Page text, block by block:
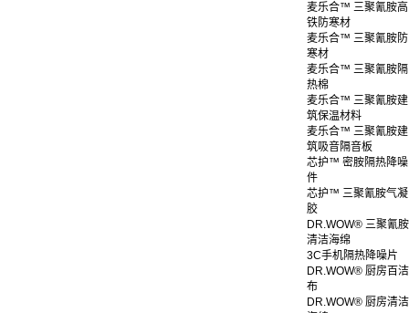
麦乐合™ 三聚氰胺高
铁防寒材
麦乐合™ 三聚氰胺防
寒材
麦乐合™ 三聚氰胺隔
热棉
麦乐合™ 三聚氰胺建
筑保温材料
麦乐合™ 三聚氰胺建
筑吸音隔音板
芯护™ 密胺隔热降噪
件
芯护™ 三聚氰胺气凝
胶
DR.WOW® 三聚氰胺
清洁海绵
3C手机隔热降噪片
DR.WOW® 厨房百洁
布
DR.WOW® 厨房清洁